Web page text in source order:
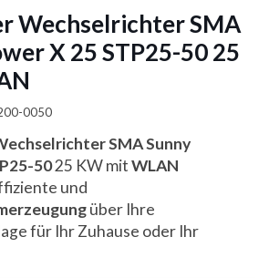
Wechselrichter SMA
X 25 STP25-50 25
0050
SMA Sunny
5025 KW mitWLAN
und
über Ihre
für Ihr Zuhause oder Ihr